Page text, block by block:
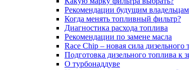
Рекомендации будущим
Когда менять топливный фильтр?
Диагностика расхода топлива
Рекомендации по замене масла
Race Chip – новая сила дизельного
Подготовка дизельного топлива к
О турбонаддуве